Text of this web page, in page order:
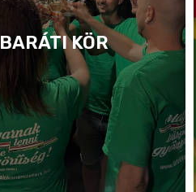
BARÁTI KÖR